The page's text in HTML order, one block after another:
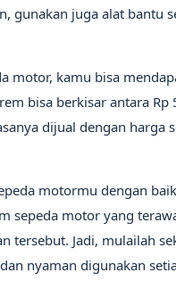
gunakan juga alat bantu
motor, kamu bisa
bisa berkisar antara Rp
dijual dengan harga
motormu dengan
sepeda motor yang
tersebut. Jadi, mulailah
nyaman digunakan